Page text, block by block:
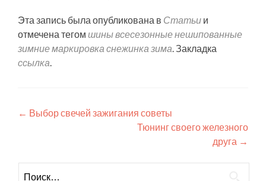
Эта запись была опубликована в Статьи и
отмечена тегом шины всесезонные нешипованные
зимние маркировка снежинка зима. Закладка
ссылка.
Навигация
записям
← Выбор свечей зажигания советы
Тюнинг своего железного
друга →